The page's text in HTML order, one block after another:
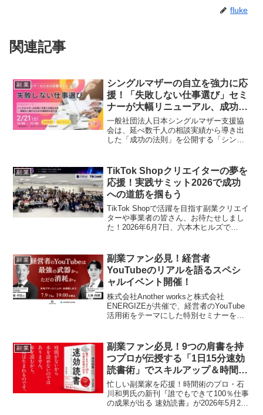
fluke
関連記事
副 業
シングルマザーの自立を強力に応
援！「失敗しない仕事選び」セミ
ナーが大幅リニューアル、成功へ
の道筋を毎月お届け！
一般社団法人日本シングルマザー支援協
会は、延べ数千人の相談実績から導き出
した「成功の法則」を公開する「シング
た。2026年2月21日より、仕事と子育て
を両立し、長く安心して働き続けるため
の具体的な知恵を毎月異なるテーマで提
供します。
副 業
TikTok Shopクリエイターの夢を
応援！実践サミット2026で成功
への道筋を掴もう
TikTok Shopで活躍を目指す副業クリエイ
ターや事業者の皆さん、お待たせしまし
た！2026年6月7日、六本木ヒルズで
イターの貴重な知見やデータ活用の秘
訣、そして成功への具体的なステップが
満載のイベント内容を詳しくご紹介しま
す。
副 業
副業ファン必見！経営者
YouTubeのリアルを語るスペシ
ャルイベント開催！
株式会社Another worksと株式会社
ENERGIZEが共催で、経営者のYouTube
活用術をテーマにした特別セミナーを開
なくリアルな経験談や失敗談を交え、
YouTubeを事業成果につなげるためのヒ
ントを語ります。情報発信に興味のある
副業ファン必見のイベントです。
副 業
副業ファン必見！9つの肩書を持
つプロが伝授する「1日15分速効
読書術」でスキルアップ＆時間創
出！
忙しい副業家を応援！時間術のプロ・石
川和男氏の新刊『誰でもできて100％仕事
の成果が出る 速効読書』が2026年5月22